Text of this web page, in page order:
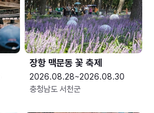
장항 맥문동 꽃 축제
2026.08.28~2026.08.30
충청남도 서천군